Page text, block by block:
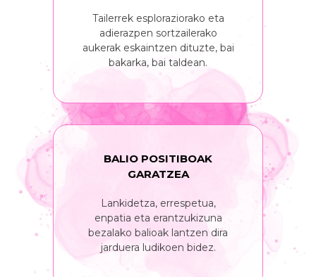
Tailerrek esploraziorako eta
adierazpen sortzailerako
aukerak eskaintzen dituzte, bai
bakarka, bai taldean.
BALIO POSITIBOAK
GARATZEA
Lankidetza, errespetua,
enpatia eta erantzukizuna
bezalako balioak lantzen dira
jarduera ludikoen bidez.